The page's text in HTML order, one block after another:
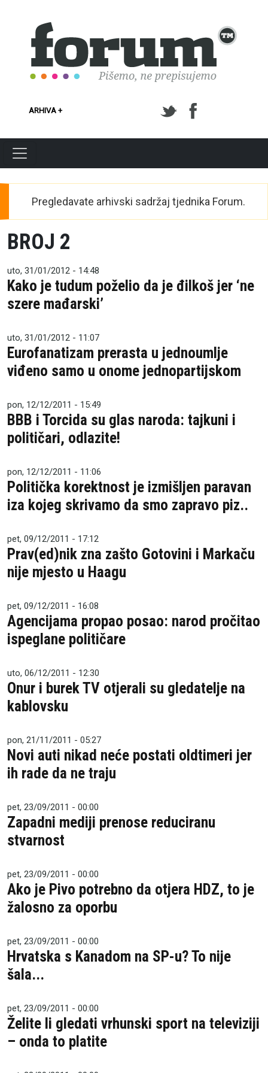
ARHIVA +
Pregledavate arhivski sadržaj tjednika Forum.
BROJ 2
uto, 31/01/2012 - 14:48
Kako je tudum poželio da je đilkoš jer ‘ne
szere mađarski’
uto, 31/01/2012 - 11:07
Eurofanatizam prerasta u jednoumlje
viđeno samo u onome jednopartijskom
pon, 12/12/2011 - 15:49
BBB i Torcida su glas naroda: tajkuni i
političari, odlazite!
pon, 12/12/2011 - 11:06
Politička korektnost je izmišljen paravan
iza kojeg skrivamo da smo zapravo piz..
pet, 09/12/2011 - 17:12
Prav(ed)nik zna zašto Gotovini i Markaču
nije mjesto u Haagu
pet, 09/12/2011 - 16:08
Agencijama propao posao: narod pročitao
ispeglane političare
uto, 06/12/2011 - 12:30
Onur i burek TV otjerali su gledatelje na
kablovsku
pon, 21/11/2011 - 05:27
Novi auti nikad neće postati oldtimeri jer
ih rade da ne traju
pet, 23/09/2011 - 00:00
Zapadni mediji prenose reduciranu
stvarnost
pet, 23/09/2011 - 00:00
Ako je Pivo potrebno da otjera HDZ, to je
žalosno za oporbu
pet, 23/09/2011 - 00:00
Hrvatska s Kanadom na SP-u? To nije
šala...
pet, 23/09/2011 - 00:00
Želite li gledati vrhunski sport na televiziji
– onda to platite